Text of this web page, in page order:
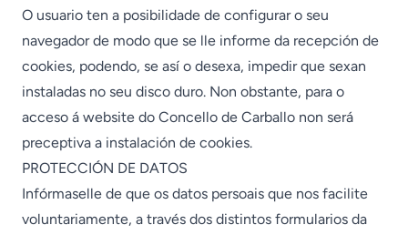
O usuario ten a posibilidade de configurar o seu
navegador de modo que se lle informe da recepción de
cookies, podendo, se así o desexa, impedir que sexan
instaladas no seu disco duro. Non obstante, para o
acceso á website do Concello de Carballo non será
preceptiva a instalación de cookies.
PROTECCIÓN DE DATOS
Infórmaselle de que os datos persoais que nos facilite
voluntariamente, a través dos distintos formularios da